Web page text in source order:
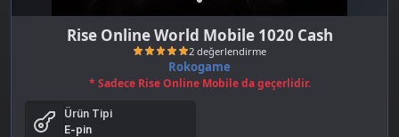
Rise Online World Mobile 1020 Cash
Rokogame
* Sadece Rise Online Mobile da geçerlidir.
Ürün Tipi
E-pin